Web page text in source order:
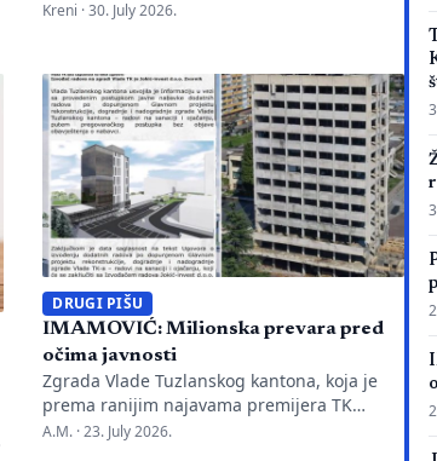
Kantonalni sud u Tuzli donio je
univerzitetu „Kallos“. Dok sud konstatuje
drastične manjkavosti u kadru, ključno
pitanje ostaje bez odgovora: kakva je
sudbina studenata koji su uložili godine i
novac u bezvrijedne indekse? Odlukom
Kantonalnog suda u […]
Kreni ·30. July 2026.
DRUGI PIŠU
IMAMOVIĆ: Milionska prevara pred
očima javnosti
Zgrada Vlade Tuzlanskog kantona, koja je
prema ranijim najavama premijera TK
Irfana Halilagića trebala biti završena
A.M. ·23. July 2026.